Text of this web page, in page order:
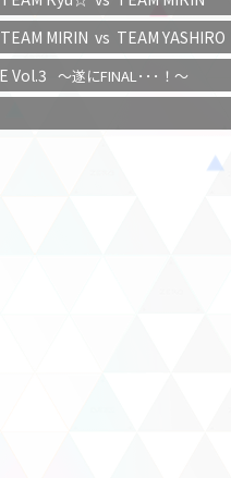
TEAM MIRIN vs TEAM YASHIRO
Vol.3 ～遂にFINAL･･･！～